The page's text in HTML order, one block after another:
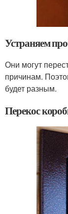
Устраняем
Они могут
причинам.
будет разным.
Перекос